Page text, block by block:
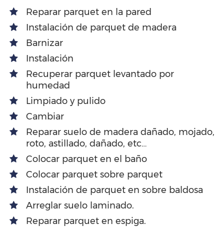
Reparar parquet en la pared
Instalación de parquet de madera
Barnizar
Instalación
Recuperar parquet levantado por
humedad
Limpiado y pulido
Cambiar
Reparar suelo de madera dañado, mojado,
roto, astillado, dañado, etc…
Colocar parquet en el baño
Colocar parquet sobre parquet
Instalación de parquet en sobre baldosa
Arreglar suelo laminado.
Reparar parquet en espiga.